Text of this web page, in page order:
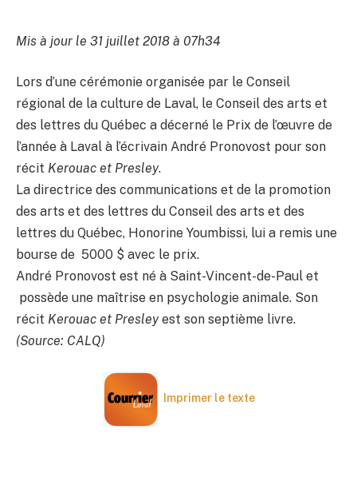
Mis à jour le 31 juillet 2018 à 07h34
Lors d’une cérémonie organisée par le Conseil
régional de la culture de Laval, le Conseil des arts et
des lettres du Québec a décerné le Prix de l’œuvre de
l’année à Laval à l’écrivain André Pronovost pour son
récit Kerouac et Presley.
La directrice des communications et de la promotion
des arts et des lettres du Conseil des arts et des
lettres du Québec, Honorine Youmbissi, lui a remis une
bourse de 5000 $ avec le prix.
André Pronovost est né à Saint-Vincent-de-Paul et
possède une maîtrise en psychologie animale. Son
récit Kerouac et Presleyest son septième livre.
(Source: CALQ)
Imprimer le texte